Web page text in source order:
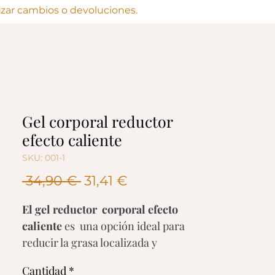
cambios o devoluciones.
Gel corporal reductor
efecto caliente
SKU: 001-1
34,90 € Precio
31,41 €
oferta
El gel reductor corporal efecto
calientees una opción ideal para
reducir la grasa localizada y
Cantidad *